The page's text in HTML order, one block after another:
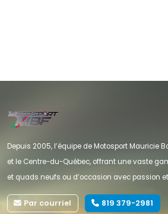
Depuis 2005, l’équipe de Motosport Mauricie
et le Centre-du-Québec, offrant une vaste
et quads neufs ou d’occasion avec passion
Par courriel 819 379-2981